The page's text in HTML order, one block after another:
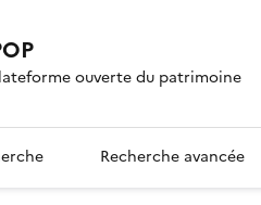
ouverte du patrimoine
Recherche avancée